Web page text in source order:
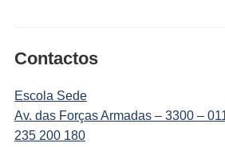
Contactos
Escola Sede
Av. das Forças Armadas – 3300 –
235 200 180